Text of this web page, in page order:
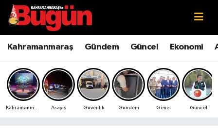
Kahramanmaraş Gündem Güncel Ekonomi
Asayiş Güvenlik Gündem Genel Güncel
Kahramanmaraş
Kahramanmaraş Sokak Röportajları
Bilim ve Teknoloji
Çevre
Kahramanmaraş Nöbetçi Eczaneler
Kahramanmaraş Hava Durumu
Kahramanmaraş Namaz Vakitleri
Kahramanmaraş Trafik Yoğunluk Haritası